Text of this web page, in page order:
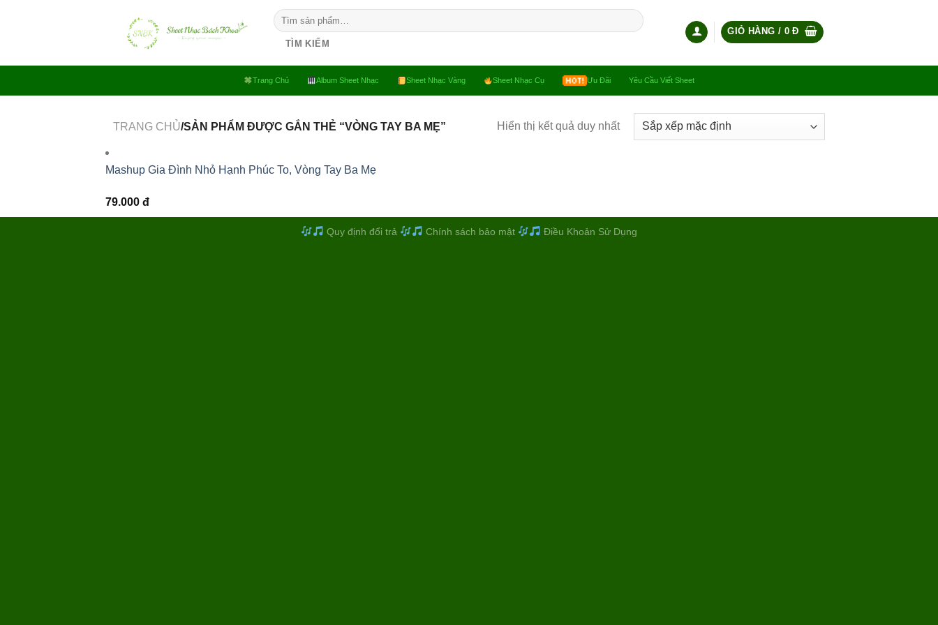
Tìm
kiếm:
TÌM KIẾM
GIỎ HÀNG / 0Đ
Trang Chủ Album Sheet Nhạc Sheet Nhạc Vàng Sheet Nhạc Cụ Ưu Đãi Yêu Cầu Viết Sheet
TRANG CHỦ/SẢN PHẨM ĐƯỢC GẮN THẺ “VÒNG TAY BA MẸ” Hiển thị kết quả duy nhất
Mashup Gia Đình Nhỏ Hạnh Phúc To, Vòng Tay Ba Mẹ
79.000 đ
Quy định đổi trả Chính sách bảo mật Điều Khoản Sử Dụng